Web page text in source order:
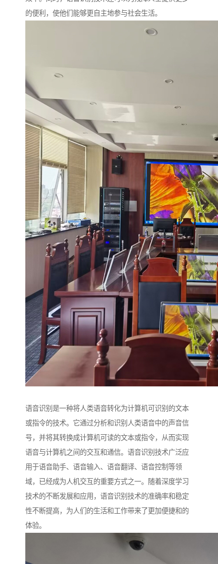
的便利，使他们能够更自主地参与社会生活。
语音识别是一种将人类语音转化为计算机可识别的文本
或指令的技术。它通过分析和识别人类语音中的声音信
号，并将其转换成计算机可读的文本或指令，从而实现
语音与计算机之间的交互和通信。语音识别技术广泛应
用于语音助手、语音输入、语音翻译、语音控制等领
域，已经成为人机交互的重要方式之一。随着深度学习
技术的不断发展和应用，语音识别技术的准确率和稳定
性不断提高，为人们的生活和工作带来了更加便捷和的
体验。